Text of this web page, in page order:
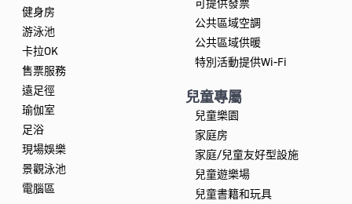
健身房
游泳池
卡拉OK
售票服務
遠足徑
瑜伽室
足浴
現場娛樂
景觀泳池
電腦區
公共區域空調
公共區域供暖
特別活動提供Wi-Fi
兒童專屬
兒童樂園
家庭房
家庭/兒童友好型設施
兒童遊樂場
兒童書籍和玩具